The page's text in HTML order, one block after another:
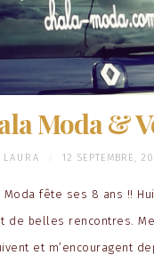
Moda &
LAURA 12 SEPTEMBRE,
Moda fête ses 8 ans !!
de belles rencontres.
et m’encouragent